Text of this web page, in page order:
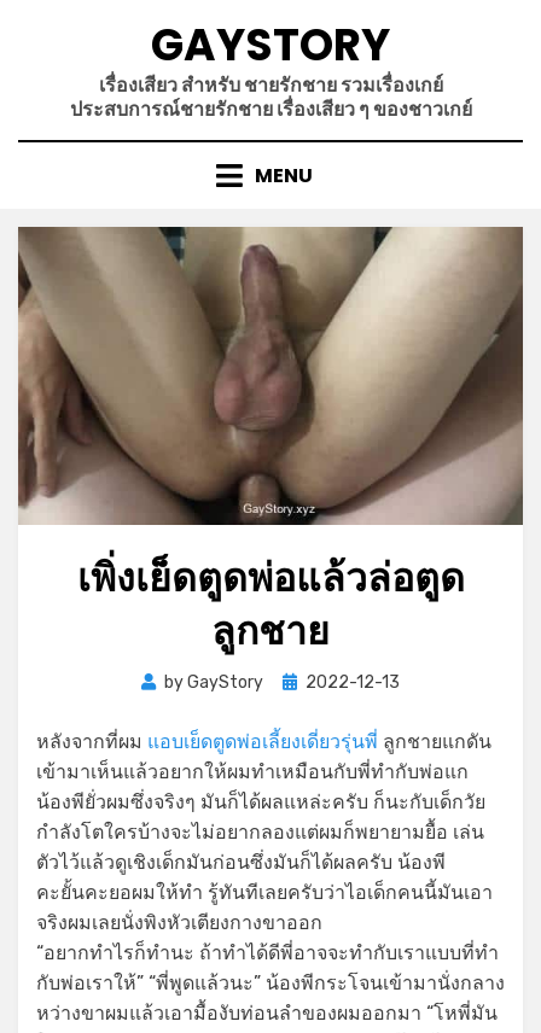
GAYSTORY
เรื่องเสียว สำหรับ ชายรักชาย รวมเรื่องเกย์
ประสบการณ์ชายรักชาย เรื่องเสียว ๆ ของชาวเกย์
MENU
เพิ่งเย็ดตูดพ่อแล้วล่อตูด
ลูกชาย
byGayStory
Posted
2022-12-13
หลังจากที่ผม แอบเย็ดตูดพ่อเลี้ยงเดี่ยวรุ่นพี่ ลูกชายแกดัน
เข้ามาเห็นแล้วอยากให้ผมทำเหมือนกับพี่ทำกับพ่อแก
น้องพียั่วผมซึ่งจริงๆ มันก็ได้ผลแหล่ะครับ ก็นะกับเด็กวัย
กำลังโตใครบ้างจะไม่อยากลองแต่ผมก็พยายามยื้อ เล่น
ตัวไว้แล้วดูเชิงเด็กมันก่อนซึ่งมันก็ได้ผลครับ น้องพี
คะยั้นคะยอผมให้ทำ รู้ทันทีเลยครับว่าไอเด็กคนนี้มันเอา
จริงผมเลยนั่งพิงหัวเตียงกางขาออก
“อยากทำไรก็ทำนะ ถ้าทำได้ดีพี่อาจจะทำกับเราแบบที่ทำ
กับพ่อเราให้” “พี่พูดแล้วนะ” น้องพีกระโจนเข้ามานั่งกลาง
หว่างขาผมแล้วเอามื้องับท่อนลำของผมออกมา “โหพี่มัน